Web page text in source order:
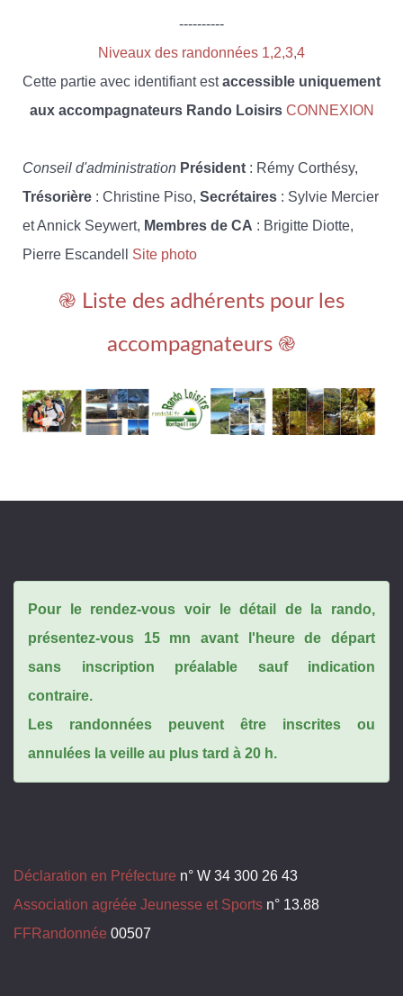
----------
Niveaux des randonnées 1,2,3,4
Cette partie avec identifiant estaccessible uniquement
aux accompagnateurs Rando Loisirs CONNEXION
Conseil d'administration Président : Rémy Corthésy,
Trésorière : Christine Piso, Secrétaires : Sylvie Mercier
et Annick Seywert, Membres de CA : Brigitte Diotte,
Pierre Escandell Site photo
֎ Liste des adhérents pour les
accompagnateurs ֎
Pour le rendez-vous voir le détail de la rando,
présentez-vous 15 mn avant l'heure de départ
sans inscription préalable sauf indication
contraire.
Les randonnées peuvent être inscrites ou
annulées la veille au plus tard à 20 h.
Déclaration en Préfecture n° W 34 300 26 43
Association agréée Jeunesse et Sports n° 13.88
FFRandonnée 00507